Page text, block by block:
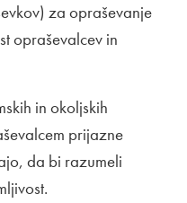
za opraševanje
opraševalcev in
in okoljskih
prijazne
da bi razumeli